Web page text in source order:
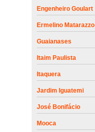
Engenheiro Goulart
Ermelino Matarazzo
Guaianases
Itaim Paulista
Itaquera
Jardim Iguatemi
José Bonifácio
Mooca